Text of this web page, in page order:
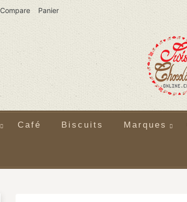
Compare Panier
Café Biscuits Marques